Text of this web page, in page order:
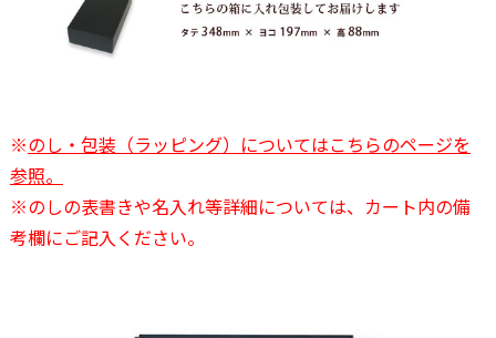
※のし・包装（ラッピング）についてはこちらのページを
参照。
※のしの表書きや名入れ等詳細については、カート内の備
考欄にご記入ください。